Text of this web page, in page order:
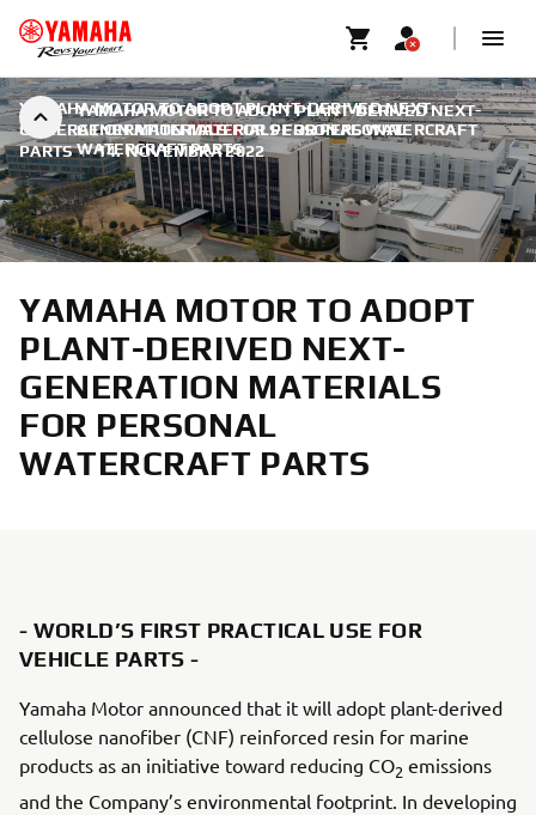
YAMAHA MOTOR TO ADOPT PLANT-DERIVED NEXT-
GENERATION MATERIALS FOR PERSONAL
WATERCRAFT PARTS
YAMAHA MOTOR TO ADOPT PLANT-DERIVED NEXT-
GENERATION MATERIALS FOR PERSONAL WATERCRAFT
PARTS | 14. NOVEMBRA 2022
YAMAHA MOTOR TO ADOPT
PLANT-DERIVED NEXT-
GENERATION MATERIALS
FOR PERSONAL
WATERCRAFT PARTS
- WORLD’S FIRST PRACTICAL USE FOR
VEHICLE PARTS -
Yamaha Motor announced that it will adopt plant-derived
cellulose nanofiber (CNF) reinforced resin for marine
products as an initiative toward reducing CO2 emissions
and the Company’s environmental footprint. In developing